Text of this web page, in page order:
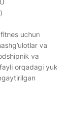
uchun
va
va
orqadagi yuk